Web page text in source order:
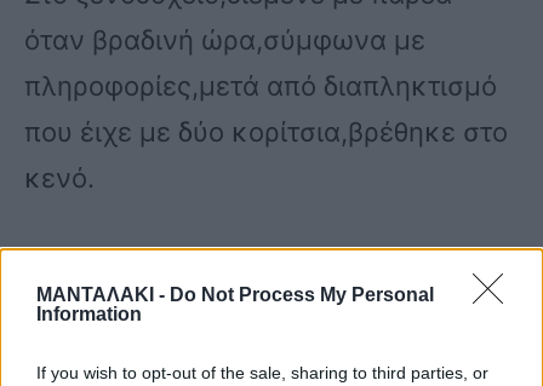
ΜΑΝΤΑΛΑΚΙ - Do Not Process My Personal
Information
If you wish to opt-out of the sale, sharing to third parties, or
όταν βραδινή ώρα,σύμφωνα με
πληροφορίες,μετά από διαπληκτισμό
που έιχε με δύο κορίτσια,βρέθηκε στο
κενό.
νοσοκομείο,όπου οι γιατροί